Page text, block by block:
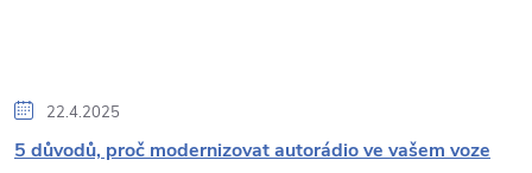
22.4.2025
5 důvodů, proč modernizovat autorádio ve vašem voze